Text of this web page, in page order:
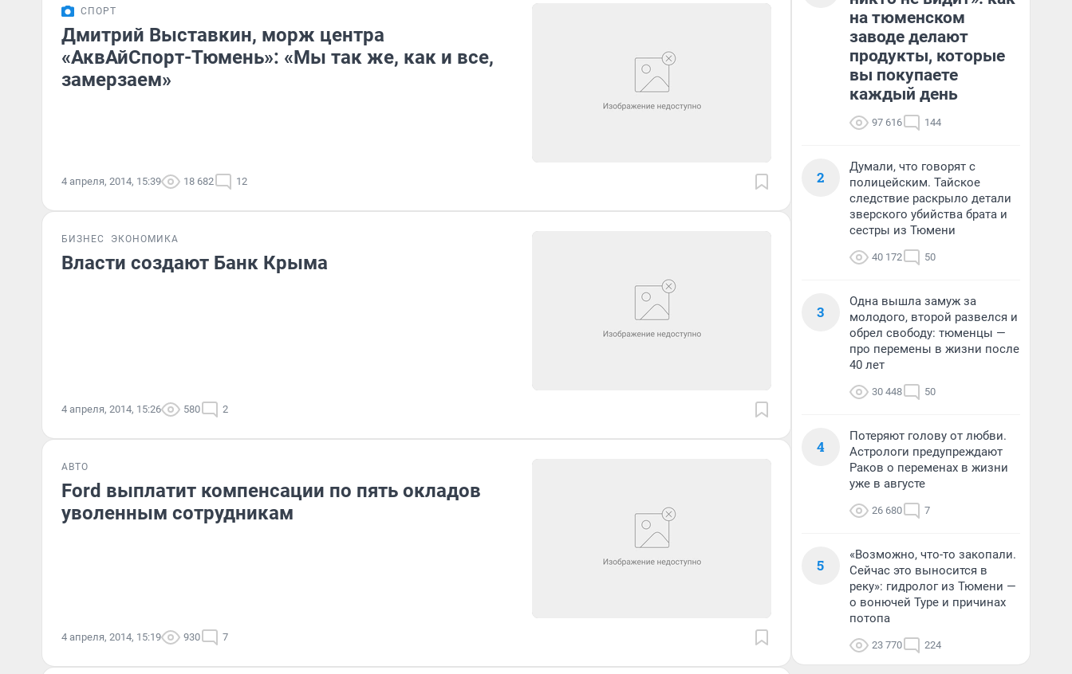
СПОРТ
Дмитрий Выставкин, морж центра
«АквАйСпорт-Тюмень»: «Мы так же, как и все,
замерзаем»
4 апреля, 2014, 15:39 18 682 12
БИЗНЕС ЭКОНОМИКА
Власти создают Банк Крыма
4 апреля, 2014, 15:26 580 2
АВТО
Ford выплатит компенсации по пять окладов
уволенным сотрудникам
4 апреля, 2014, 15:19 930 7
на тюменском
заводе делают
продукты, которые
вы покупаете
каждый день
97 616 144
2
Думали, что говорят с
полицейским. Тайское
следствие раскрыло детали
зверского убийства брата и
сестры из Тюмени
40 172 50
3
Одна вышла замуж за
молодого, второй развелся и
обрел свободу: тюменцы —
про перемены в жизни после
40 лет
30 448 50
4
Потеряют голову от любви.
Астрологи предупреждают
Раков о переменах в жизни
уже в августе
26 680 7
5
«Возможно, что-то закопали.
Сейчас это выносится в
реку»: гидролог из Тюмени —
о вонючей Туре и причинах
потопа
23 770 224